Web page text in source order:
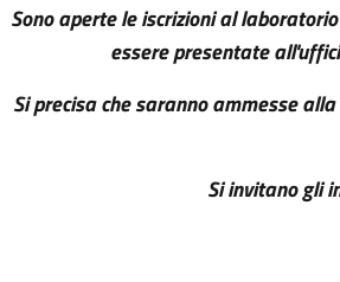
Sono aperte le iscrizioni al
essere presentate
Si precisa che saranno ammesse
Si invitano gli